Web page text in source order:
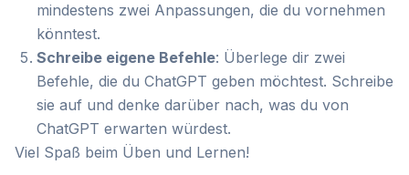
mindestens zwei Anpassungen, die du vornehmen
könntest.
Schreibe eigene Befehle: Überlege dir zwei
Befehle, die du ChatGPT geben möchtest. Schreibe
sie auf und denke darüber nach, was du von
ChatGPT erwarten würdest.
Viel Spaß beim Üben und Lernen!